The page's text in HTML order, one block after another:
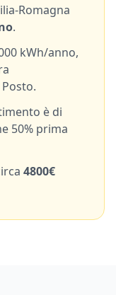
Romagna
.
kWh/anno,
è di
50% prima
4800€